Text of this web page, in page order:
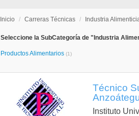
Inicio / Carreras Técnicas / Industria
Seleccione la SubCategoría de "Industria
Productos Alimentarios (1)
Técnico
Instituto